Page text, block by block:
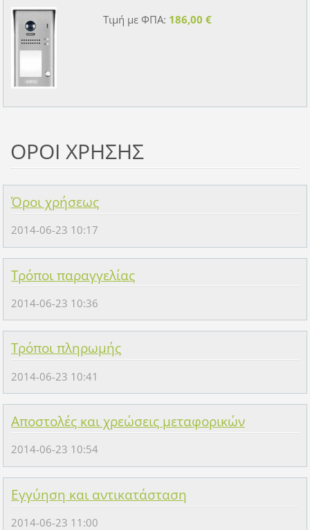
Τιμή με ΦΠΑ: 186,00 €
ΟΡΟΙ ΧΡΗΣΗΣ
Όροι χρήσεως
2014-06-23 10:17
Τρόποι παραγγελίας
2014-06-23 10:36
Τρόποι πληρωμής
2014-06-23 10:41
Αποστολές και χρεώσεις μεταφορικών
2014-06-23 10:54
Εγγύηση και αντικατάσταση
2014-06-23 11:00